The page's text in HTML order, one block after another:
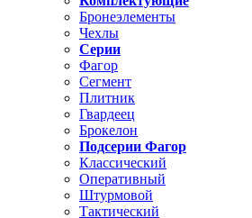
Бронеэлементы
Чехлы
Серии
Фагор
Сегмент
Плитник
Гвардеец
Брокелон
Подсерии Фагор
Классический
Оперативный
Штурмовой
Тактический